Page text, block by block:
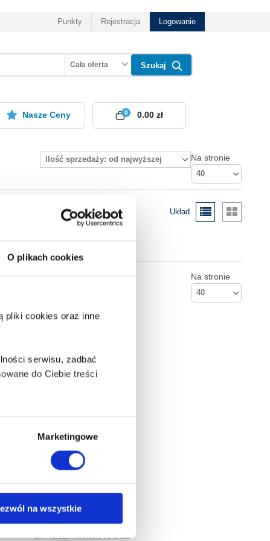
O plikach cookies
pliki cookies oraz inne
serwisu, zadbać
do Ciebie treści
także takie, które wymagają
Marketingowe
na wszystkie
Punkty Rejestracja Logowanie
Cała oferta Szukaj
Nasze Ceny 0
0.00 zł
Ilość sprzedaży: od najwyższej Na stronie
40
Układ
Na stronie
40
Kontakt
Empik S.A
ul. Marszałkowska 104/122